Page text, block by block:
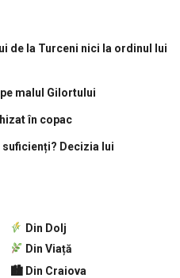
de la Turceni nici la ordinul lui
malul Gilortului
în copac
Decizia lui
Din Dolj
Din Viață
🏙 Din Craiova